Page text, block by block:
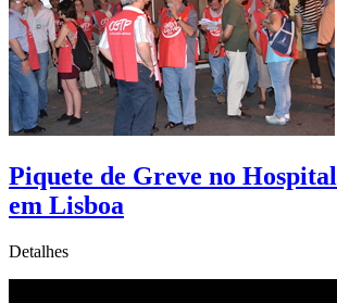
Piquete de Greve no Hospital
em Lisboa
Detalhes